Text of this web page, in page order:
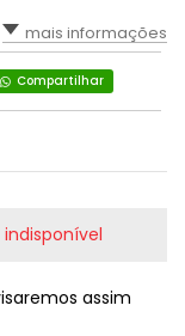
mais informações
Compartilhar
assim